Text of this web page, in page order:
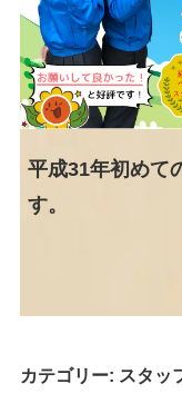
平成31年初めて
す。
カテゴリー: スタッ